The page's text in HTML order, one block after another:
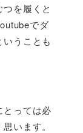
を履くと
でダ
うことも
とっては必
います。